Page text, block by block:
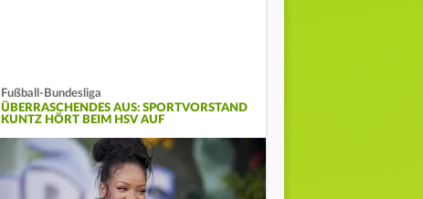
Fußball-Bundesliga
ÜBERRASCHENDES AUS: SPORTVORSTAND
KUNTZ HÖRT BEIM HSV AUF